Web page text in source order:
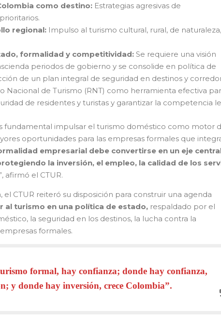
como destino: Estrategias agresivas de
regional: Impulso al turismo cultural, rural, de naturaleza,
formalidad y competitividad: Se requiere una visión
periodos de gobierno y se consolide en política de
de un plan integral de seguridad en destinos y
Nacional de Turismo (RNT) como herramienta efectiva
de residentes y turistas y garantizar la competencia
fundamental impulsar el turismo doméstico como motor
oportunidades para las empresas formales que
empresarial debe convertirse en un eje
la inversión, el empleo, la calidad de los
”, afirmó el CTUR.
CTUR reiteró su disposición para construir una agenda
al turismo en una política de estado, respaldado por el
la seguridad en los destinos, la lucha contra la
formales.
formal, hay confianza; donde hay confianza,
y donde hay inversión, crece Colombia”.